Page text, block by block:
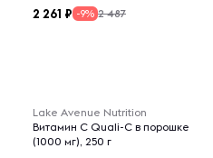
2 261 -9% 2 487
Lake Avenue Nutrition
Витамин C Quali-C в порошке
(1000 мг), 250 г